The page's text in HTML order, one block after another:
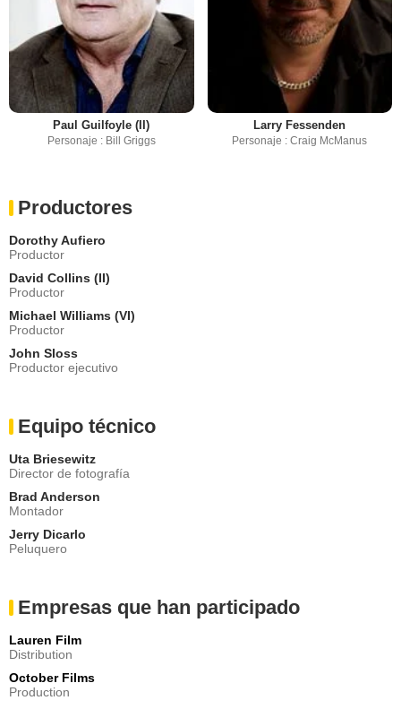
Paul Guilfoyle (II)
Personaje : Bill Griggs
Larry Fessenden
Personaje : Craig McManus
Productores
Dorothy Aufiero
Productor
David Collins (II)
Productor
Michael Williams (VI)
Productor
John Sloss
Productor ejecutivo
Equipo técnico
Uta Briesewitz
Director de fotografía
Brad Anderson
Montador
Jerry Dicarlo
Peluquero
Empresas que han participado
Lauren Film
Distribution
October Films
Production